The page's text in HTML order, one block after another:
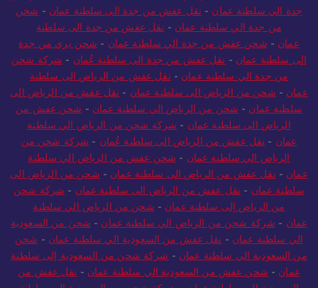
لسلطنة عمان-نقل عفش من جدة الي سلطنة عمان-شركة شحن من
جدة الي سلطنة عمان-نقل عفش من جدة الى سلطنة عمان-شحن
من جدة الي سلطنة عمان-
نقل عفش من جدة الى سلطنة
عمان-شحن عفش من جدة الي سلطنة عمان- شحن بري من جدة
الى سلطنة عمان
- نقل عفش من جدة الى سلطنة عُمان-
شركة شحن
من جدة الي سلطنة عمان-نقل عفش من الرياض الى سلطنة
عمان-شحن من الرياض الى سلطنة عمان-نقل عفش من الرياض الى
سلطنة عمان
- شحن من الرياض الي سلطنة عمان - شحن عفش من
الرياض الى سلطنة عمان-
شركة شحن من الرياض الي سلطنة
عمان - نقل عفش من الرياض الى سلطنة عُمان -شركة شحن من
الرياض الي سلطنة عمان
-شحن عفش من الرياض الي سلطنة
عمان- نقل عفش من الرياض الى سلطنة عمان- شحن من الرياض الى
سلطنة عمان- نقل عفش من الرياض الى سلطنة عمان-
شركة شحن
من الرياض إلى سلطنة عمان
شحن من الرياض الي سلطنة
عمان - شركة شحن من الرياض الي سلطنة عمان -شحن من السعودية
الي سلطنة عمان -نقل عفش من السعودية الي سلطنة عمان -شحن
من السعودية الي سلطنة عمان - شركة شحن من السعودية إلى سلطنة